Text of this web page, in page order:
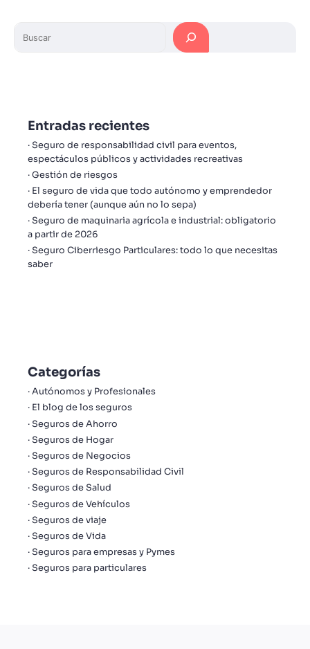
Entradas recientes
Seguro de responsabilidad civil para eventos,
espectáculos públicos y actividades recreativas
Gestión de riesgos
El seguro de vida que todo autónomo y emprendedor
debería tener (aunque aún no lo sepa)
Seguro de maquinaria agrícola e industrial: obligatorio
a partir de 2026
Seguro Ciberriesgo Particulares: todo lo que necesitas
saber
Categorías
Autónomos y Profesionales
El blog de los seguros
Seguros de Ahorro
Seguros de Hogar
Seguros de Negocios
Seguros de Responsabilidad Civil
Seguros de Salud
Seguros de Vehículos
Seguros de viaje
Seguros de Vida
Seguros para empresas y Pymes
Seguros para particulares